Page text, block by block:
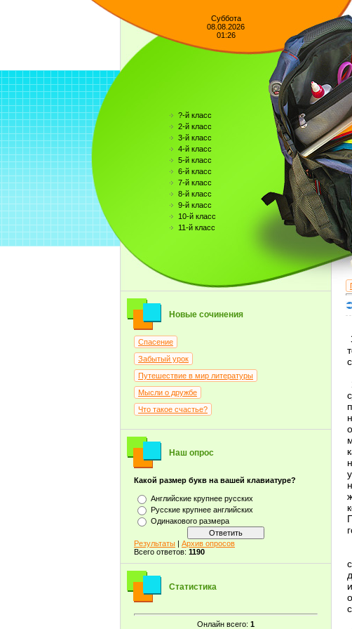
Суббота
08.08.2026
01:26
?-й класс
2-й класс
3-й класс
4-й класс
5-й класс
6-й класс
7-й класс
8-й класс
9-й класс
10-й класс
11-й класс
Новые сочинения
Спасение
Забытый урок
Путешествие в мир литературы
Мысли о дружбе
Что такое счастье?
Наш опрос
Какой размер букв на вашей клавиатуре?
Английские крупнее русских
Русские крупнее английских
Одинакового размера
Результаты | Архив опросов
Всего ответов: 1190
Статистика
Онлайн всего: 1